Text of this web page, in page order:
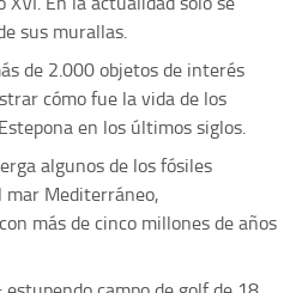
sus murallas.
de 2.000 objetos de interés
cómo fue la vida de los
en los últimos siglos.
algunos de los fósiles
Mediterráneo,
más de cinco millones de años